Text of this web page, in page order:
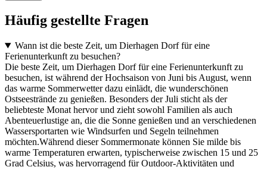
Häufig gestellte Fragen
Wann ist die beste Zeit, um Dierhagen Dorf für eine
Ferienunterkunft zu besuchen?
Die beste Zeit, um Dierhagen Dorf für eine Ferienunterkunft zu
besuchen, ist während der Hochsaison von Juni bis August, wenn
das warme Sommerwetter dazu einlädt, die wunderschönen
Ostseestrände zu genießen. Besonders der Juli sticht als der
beliebteste Monat hervor und zieht sowohl Familien als auch
Abenteuerlustige an, die die Sonne genießen und an verschiedenen
Wassersportarten wie Windsurfen und Segeln teilnehmen
möchten.Während dieser Sommermonate können Sie milde bis
warme Temperaturen erwarten, typischerweise zwischen 15 und 25
Grad Celsius, was hervorragend für Outdoor-Aktivitäten und